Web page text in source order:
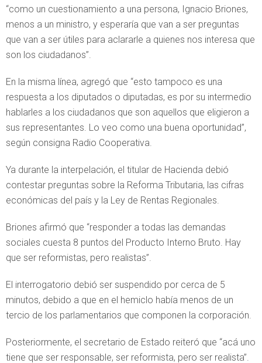
“como un cuestionamiento a una persona, Ignacio Briones,
menos a un ministro, y esperaría que van a ser preguntas
que van a ser útiles para aclararle a quienes nos interesa que
son los ciudadanos”.
En la misma línea, agregó que “esto tampoco es una
respuesta a los diputados o diputadas, es por su intermedio
hablarles a los ciudadanos que son aquellos que eligieron a
sus representantes. Lo veo como una buena oportunidad”,
según consigna Radio Cooperativa.
Ya durante la interpelación, el titular de Hacienda debió
contestar preguntas sobre la Reforma Tributaria, las cifras
económicas del país y la Ley de Rentas Regionales.
Briones afirmó que “responder a todas las demandas
sociales cuesta 8 puntos del Producto Interno Bruto. Hay
que ser reformistas, pero realistas”.
El interrogatorio debió ser suspendido por cerca de 5
minutos, debido a que en el hemiclo había menos de un
tercio de los parlamentarios que componen la corporación.
Posteriormente, el secretario de Estado reiteró que “acá uno
tiene que ser responsable, ser reformista, pero ser realista”.